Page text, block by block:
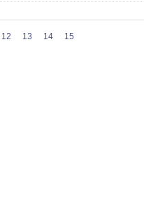
12 13 14 15